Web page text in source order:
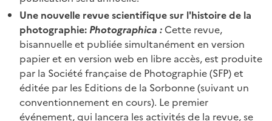
Une nouvelle revue scientifique sur l'histoire de la
photographie: Photographica : Cette revue,
bisannuelle et publiée simultanément en version
papier et en version web en libre accès, est produite
par la Société française de Photographie (SFP) et
éditée par les Editions de la Sorbonne (suivant un
conventionnement en cours). Le premier
événement, qui lancera les activités de la revue, se